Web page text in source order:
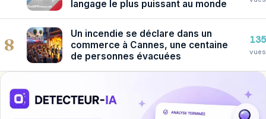
langage le plus puissant au monde
8
Un incendie se déclare dans un
commerce à Cannes, une centaine
de personnes évacuées
135
vues